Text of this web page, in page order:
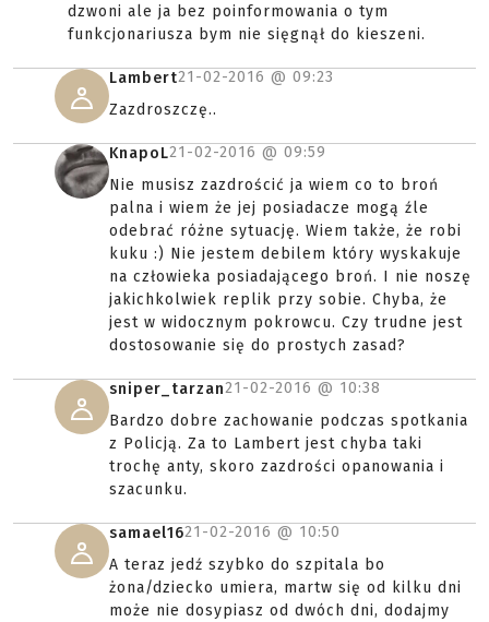
dzwoni ale ja bez poinformowania o tym
funkcjonariusza bym nie sięgnął do kieszeni.
Lambert21-02-2016 @ 09:23
Zazdroszczę..
KnapoL21-02-2016 @ 09:59
Nie musisz zazdrościć ja wiem co to broń
palna i wiem że jej posiadacze mogą źle
odebrać różne sytuację. Wiem także, że robi
kuku :) Nie jestem debilem który wyskakuje
na człowieka posiadającego broń. I nie noszę
jakichkolwiek replik przy sobie. Chyba, że
jest w widocznym pokrowcu. Czy trudne jest
dostosowanie się do prostych zasad?
sniper_tarzan21-02-2016 @ 10:38
Bardzo dobre zachowanie podczas spotkania
z Policją. Za to Lambert jest chyba taki
trochę anty, skoro zazdrości opanowania i
szacunku.
samael1621-02-2016 @ 10:50
A teraz jedź szybko do szpitala bo
żona/dziecko umiera, martw się od kilku dni
może nie dosypiasz od dwóch dni, dodajmy